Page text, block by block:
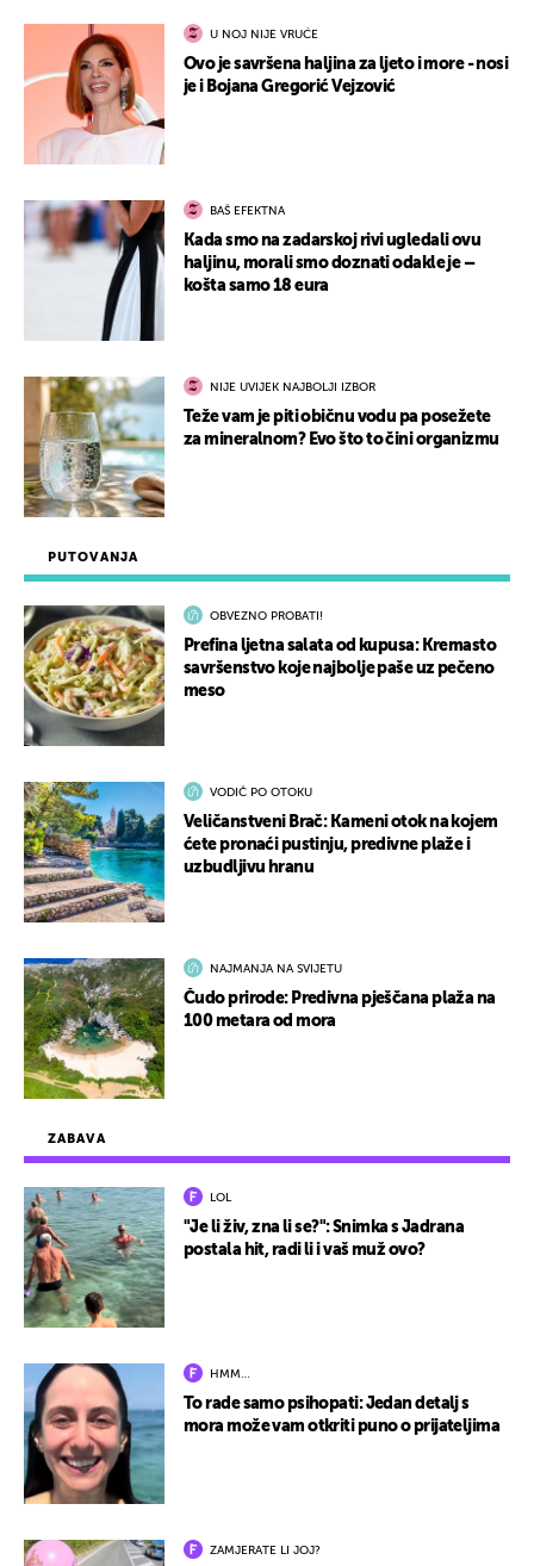
ZABAVA
LOL
"Je li živ, zna li se?": Snimka s Jadrana
postala hit, radi li i vaš muž ovo?
HMM…
To rade samo psihopati: Jedan detalj s
mora može vam otkriti puno o prijateljima
ZAMJERATE LI JOJ?
PUTOVANJA
OBVEZNO PROBATI!
Prefina ljetna salata od kupusa: Kremasto
savršenstvo koje najbolje paše uz pečeno
meso
VODIČ PO OTOKU
Veličanstveni Brač: Kameni otok na kojem
ćete pronaći pustinju, predivne plaže i
uzbudljivu hranu
NAJMANJA NA SVIJETU
Čudo prirode: Predivna pješčana plaža na
100 metara od mora
U NOJ NIJE VRUĆE
Ovo je savršena haljina za ljeto i more - nosi
je i Bojana Gregorić Vejzović
BAŠ EFEKTNA
Kada smo na zadarskoj rivi ugledali ovu
haljinu, morali smo doznati odakle je –
košta samo 18 eura
NIJE UVIJEK NAJBOLJI IZBOR
Teže vam je piti običnu vodu pa posežete
za mineralnom? Evo što to čini organizmu